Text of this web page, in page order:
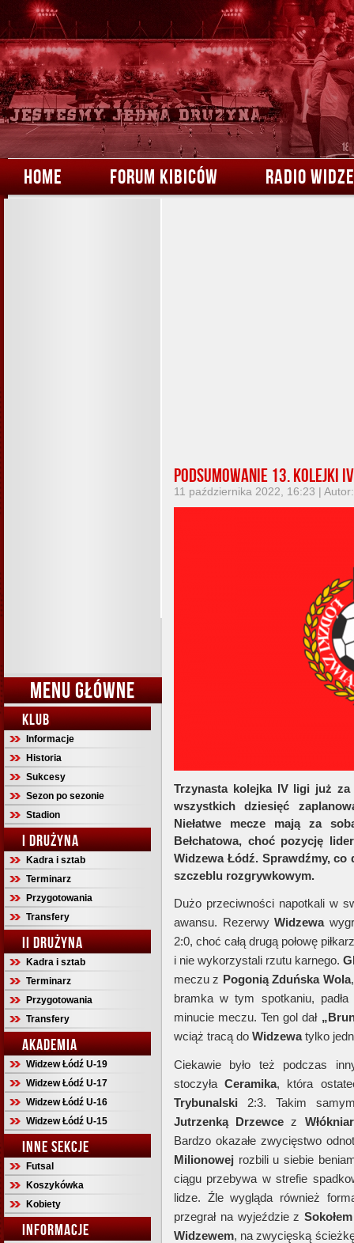
HOME FORUM KIBICÓW RADIO
MENU GŁÓWNE
KLUB
Informacje
Historia
Sukcesy
Sezon po sezonie
Stadion
I DRUŻYNA
Kadra i sztab
Terminarz
Przygotowania
Transfery
II DRUŻYNA
Kadra i sztab
Terminarz
Przygotowania
Transfery
AKADEMIA
Widzew Łódź U-19
Widzew Łódź U-17
Widzew Łódź U-16
Widzew Łódź U-15
INNE SEKCJE
Futsal
Koszykówka
Kobiety
INFORMACJE
Podsumowanie 13. kolejki
11 października 2022, 16:23 |
Trzynasta kolejka IV ligi już
wszystkich dziesięć
Niełatwe mecze mają za
Bełchatowa, choć pozycję
Widzewa Łódź. Sprawdźmy, co
szczeblu rozgrywkowym.
Dużo przeciwności napotkali w
awansu. RezerwyWidzewa
2:0, choć całą drugą połowę
i nie wykorzystali rzutu karnego.
meczu z Pogonią Zduńska Wola
bramka w tym spotkaniu,
minucie meczu. Ten gol dał
wciąż tracą do Widzewatylko
Ciekawie było też podczas
stoczyłaCeramika, która
Trybunalski 2:3. Takim
Jutrzenką Drzewce z
Bardzo okazałe zwycięstwo
Milionowej rozbili u siebie
ciągu przebywa w strefie
lidze. Źle wygląda również
przegrał na wyjeździe zSokołem
Widzewem, na zwycięską